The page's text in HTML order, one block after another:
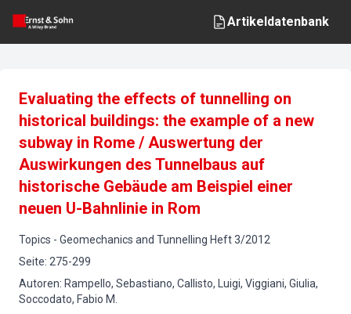
Artikeldatenbank
Evaluating the effects of tunnelling on
historical buildings: the example of a new
subway in Rome / Auswertung der
Auswirkungen des Tunnelbaus auf
historische Gebäude am Beispiel einer
neuen U-Bahnlinie in Rom
Topics - Geomechanics and Tunnelling Heft3/2012
Seite: 275-299
Autoren: Rampello, Sebastiano, Callisto, Luigi, Viggiani, Giulia,
Soccodato, Fabio M.